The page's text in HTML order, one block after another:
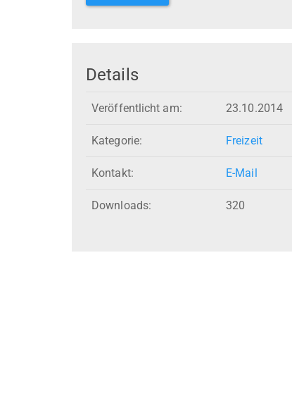
Details
Veröffentlicht am: 23.10.2014
Kategorie: Freizeit
Kontakt: E-Mail
Downloads: 320